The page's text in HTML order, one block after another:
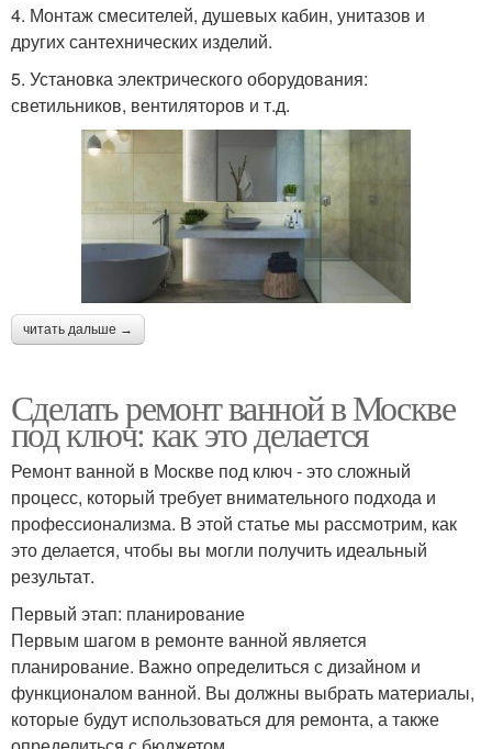
4. Монтаж смесителей, душевых кабин, унитазов и
других сантехнических изделий.
5. Установка электрического оборудования:
светильников, вентиляторов и т.д.
читать дальше →
Сделать ремонт ванной в Москве
под ключ: как это делается
Ремонт ванной в Москве под ключ - это сложный
процесс, который требует внимательного подхода и
профессионализма. В этой статье мы рассмотрим, как
это делается, чтобы вы могли получить идеальный
результат.
Первый этап: планирование
Первым шагом в ремонте ванной является
планирование. Важно определиться с дизайном и
функционалом ванной. Вы должны выбрать материалы,
которые будут использоваться для ремонта, а также